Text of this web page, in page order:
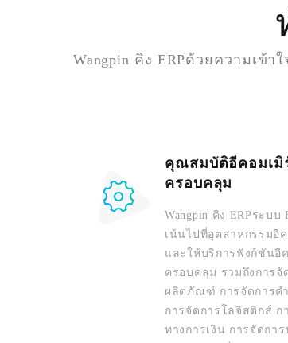
Wangpin คิง ERPด้วยความเข้
คุณสมบัติอีคอมเมิ
ครอบคลุม
Wangpin คิง ERPระบบ
เน้นไปที่อุตสาหกรรมอี
และให้บริการฟังก์ชันอี
ครอบคลุม รวมถึงการจั
ผลิตภัณฑ์ การจัดการค
การจัดการโลจิสติกส์ ก
ทางการเงิน การจัดการ